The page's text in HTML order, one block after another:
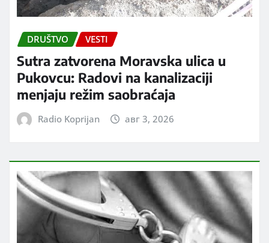
DRUŠTVO VESTI
Sutra zatvorena Moravska ulica u
Pukovcu: Radovi na kanalizaciji
menjaju režim saobraćaja
Radio Koprijan авг 3, 2026